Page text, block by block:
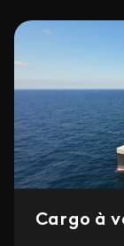
Cargo à